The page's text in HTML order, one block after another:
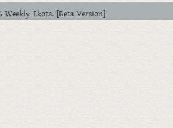
Weekly Ekota. [Beta Version]